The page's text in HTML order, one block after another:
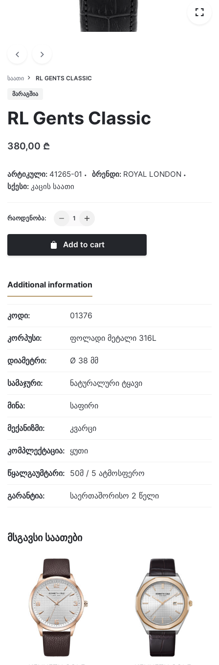
ᲡᲐᲐᲗᲘ RL GENTS CLASSIC
ᲛᲐᲠᲐᲒᲨᲘᲐ
RL Gents Classic
380,00 ₾
არტიკული: 41265-01 ბრენდი: ROYAL LONDON
სქესი: კაცის საათი
ᲠᲐᲝᲓᲔᲜᲝᲑᲐ:
RL
Classic
Add to cart
Additional information
კოდი: 01376
კორპუსი: ფოლადი მეტალი 316L
დიამეტრი: Ø 38 მმ
სამაჯური: ნატურალური ტყავი
მინა: საფირი
მექანიზმი: კვარცი
კომპლექტაცია: ყუთი
წყალგაუმტარი: 50მ / 5 ატმოსფერო
გარანტია: საერთაშორისო 2 წელი
მსგავსი საათები